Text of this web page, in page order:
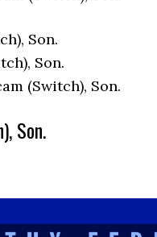
Son.
Son.
(Switch), Son.
Son.